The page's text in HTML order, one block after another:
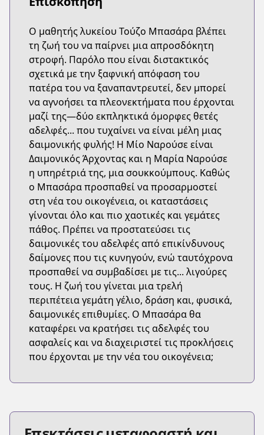
Ο μαθητής λυκείου Τούζο Μπασάρα βλέπει
τη ζωή του να παίρνει μια απροσδόκητη
στροφή. Παρόλο που είναι διστακτικός
σχετικά με την ξαφνική απόφαση του
πατέρα του να ξαναπαντρευτεί, δεν μπορεί
να αγνοήσει τα πλεονεκτήματα που έρχονται
μαζί της—δύο εκπληκτικά όμορφες θετές
αδελφές... που τυχαίνει να είναι μέλη μιας
δαιμονικής φυλής! Η Μίο Ναρούσε είναι
Δαιμονικός Άρχοντας και η Μαρία Ναρούσε
η υπηρέτριά της, μια σουκκούμπους. Καθώς
ο Μπασάρα προσπαθεί να προσαρμοστεί
στη νέα του οικογένεια, οι καταστάσεις
γίνονται όλο και πιο χαοτικές και γεμάτες
πάθος. Πρέπει να προστατεύσει τις
δαιμονικές του αδελφές από επικίνδυνους
δαίμονες που τις κυνηγούν, ενώ ταυτόχρονα
προσπαθεί να συμβαδίσει με τις... λιγούρες
τους. Η ζωή του γίνεται μια τρελή
περιπέτεια γεμάτη γέλιο, δράση και, φυσικά,
δαιμονικές επιθυμίες. Ο Μπασάρα θα
καταφέρει να κρατήσει τις αδελφές του
ασφαλείς και να διαχειριστεί τις προκλήσεις
που έρχονται με την νέα του οικογένεια;